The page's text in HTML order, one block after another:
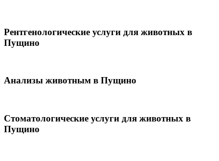
Рентгенологические услуги для животных в
Пущино
Анализы животным в Пущино
Стоматологические услуги для животных в
Пущино